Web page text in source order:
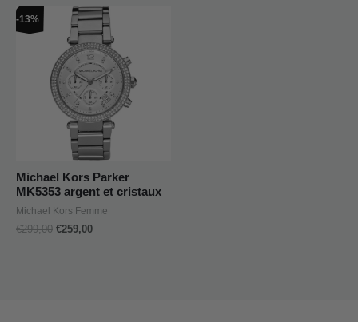
-13%
Michael Kors Parker
MK5353 argent et cristaux
Michael Kors Femme
€299,00
prix
initial
était :
€299,00.
€259,00
Le
prix
actuel
est :
€259,00.